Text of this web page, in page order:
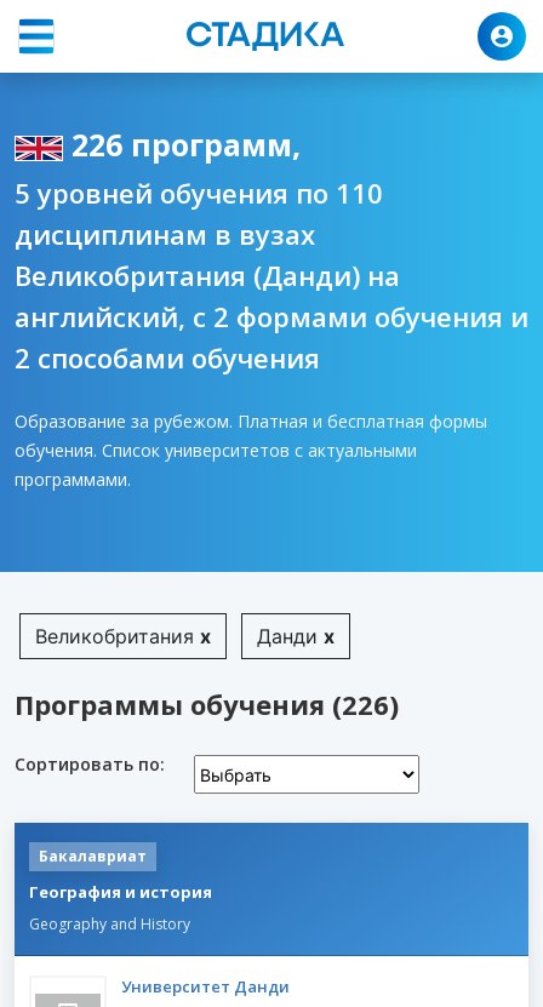
Программы Великобритания Данди
226 программ,
5 уровней обучения по 110
дисциплинам в вузах
Великобритания (Данди) на
английский, с 2 формами обучения и
2 способами обучения
Образование за рубежом. Платная и бесплатная формы
обучения. Список университетов с актуальными
программами.
Великобритания x Данди x
Программы обучения (226)
Сортировать по:
Бакалавриат
География и история
Geography and History
Университет Данди